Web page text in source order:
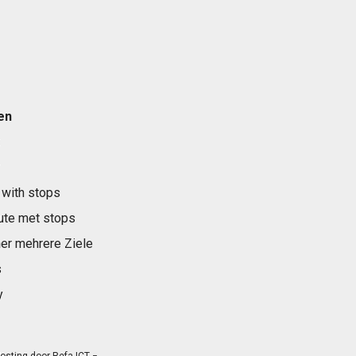
stops
met stops
mehrere Ziele